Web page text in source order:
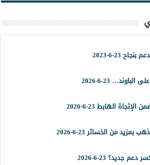
23-6-2023
23-6-2026
الهابط 23-6-2026
من الخسائر 23-6-2026
جديد؟ 23-6-2026